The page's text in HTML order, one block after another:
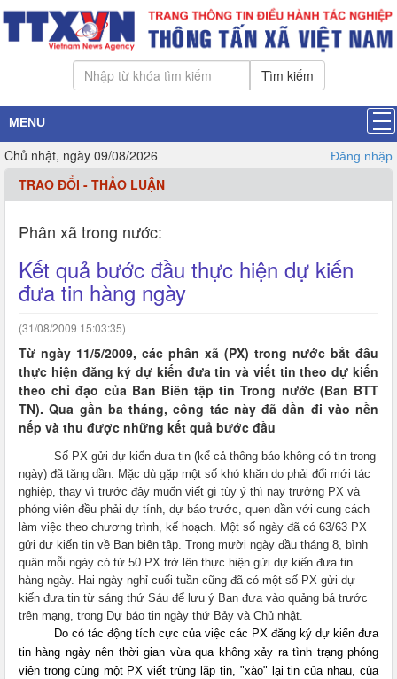
Tìm kiếm
MENU
Chủ nhật, ngày 09/08/2026 Đăng nhập
TRAO ĐỔI - THẢO LUẬN
Phân xã trong nước:
Kết quả bước đầu thực hiện dự kiến
đưa tin hàng ngày
(31/08/2009 15:03:35)
Từ ngày 11/5/2009, các phân xã (PX) trong nước bắt đầu
thực hiện đăng ký dự kiến đưa tin và viết tin theo dự kiến
theo chỉ đạo của Ban Biên tập tin Trong nước (Ban BTT
TN). Qua gần ba tháng, công tác này đã dần đi vào nền
nếp và thu được những kết quả bước đầu
Số PX gửi dự kiến đưa tin (kể cả thông báo không có tin trong
ngày) đã tăng dần. Mặc dù gặp một số khó khăn do phải đổi mới tác
nghiệp, thay vì trước đây muốn viết gì tùy ý thì nay trưởng PX và
phóng viên đều phải dự tính, dự báo trước, quen dần với cung cách
làm việc theo chương trình, kế hoạch. Một số ngày đã có 63/63 PX
gửi dự kiến tin về Ban biên tập. Trong mười ngày đầu tháng 8, bình
quân mỗi ngày có từ 50 PX trở lên thực hiện gửi dự kiến đưa tin
hàng ngày. Hai ngày nghỉ cuối tuần cũng đã có một số PX gửi dự
kiến đưa tin từ sáng thứ Sáu để lưu ý Ban đưa vào quảng bá trước
trên mạng, trong Dự báo tin ngày thứ Bảy và Chủ nhật.
Do có tác động tích cực của việc các PX đăng ký dự kiến đưa
tin hàng ngày nên thời gian vừa qua không xảy ra tình trạng phóng
viên trong cùng một PX viết trùng lặp tin, "xào" lại tin của nhau, của